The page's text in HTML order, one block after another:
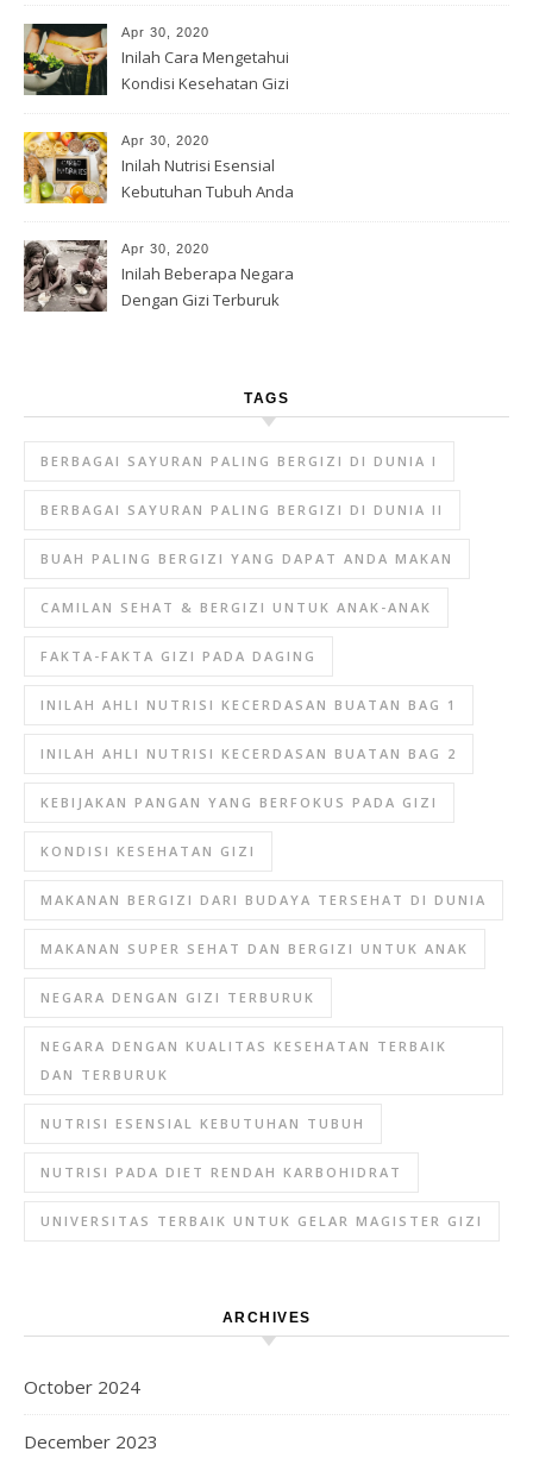
Apr 30, 2020
Inilah Cara Mengetahui
Kondisi Kesehatan Gizi
Apr 30, 2020
Inilah Nutrisi Esensial
Kebutuhan Tubuh Anda
Apr 30, 2020
Inilah Beberapa Negara
Dengan Gizi Terburuk
TAGS
BERBAGAI SAYURAN PALING BERGIZI DI DUNIA I
BERBAGAI SAYURAN PALING BERGIZI DI DUNIA II
BUAH PALING BERGIZI YANG DAPAT ANDA MAKAN
CAMILAN SEHAT & BERGIZI UNTUK ANAK-ANAK
FAKTA-FAKTA GIZI PADA DAGING
INILAH AHLI NUTRISI KECERDASAN BUATAN BAG 1
INILAH AHLI NUTRISI KECERDASAN BUATAN BAG 2
KEBIJAKAN PANGAN YANG BERFOKUS PADA GIZI
KONDISI KESEHATAN GIZI
MAKANAN BERGIZI DARI BUDAYA TERSEHAT DI DUNIA
MAKANAN SUPER SEHAT DAN BERGIZI UNTUK ANAK
NEGARA DENGAN GIZI TERBURUK
NEGARA DENGAN KUALITAS KESEHATAN TERBAIK
DAN TERBURUK
NUTRISI ESENSIAL KEBUTUHAN TUBUH
NUTRISI PADA DIET RENDAH KARBOHIDRAT
UNIVERSITAS TERBAIK UNTUK GELAR MAGISTER GIZI
ARCHIVES
October 2024
December 2023